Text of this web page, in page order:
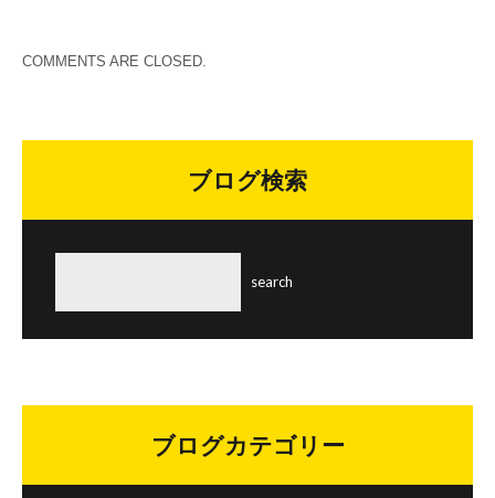
COMMENTS ARE CLOSED.
ブログ検索
ブログカテゴリー